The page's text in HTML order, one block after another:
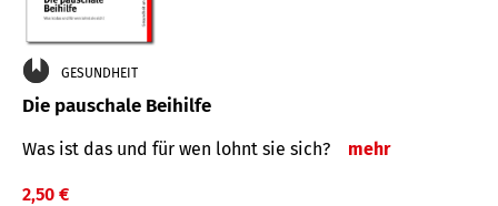
GESUNDHEIT
Die pauschale Beihilfe
Was ist das und für wen lohnt sie sich? mehr
2,50 €